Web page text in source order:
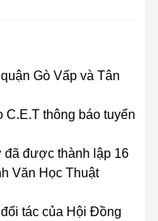
Gò Vấp và Tân
thông báo tuyển
đã được thành lập 16
Văn Học Thuật
tác của Hội Đồng